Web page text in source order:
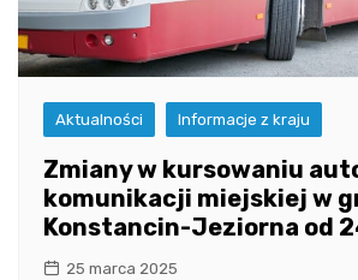
Aktualności Informacje z kraju
Zmiany w kursowaniu
komunikacji miejskiej w
Konstancin-Jeziorna od
25 marca 2025